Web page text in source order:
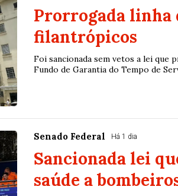
Prorrogada linha
filantrópicos
Foi sancionada sem vetos a lei
Fundo de Garantia do Tempo de
Senado Federal Há 1 dia
Sancionada lei
saúde a